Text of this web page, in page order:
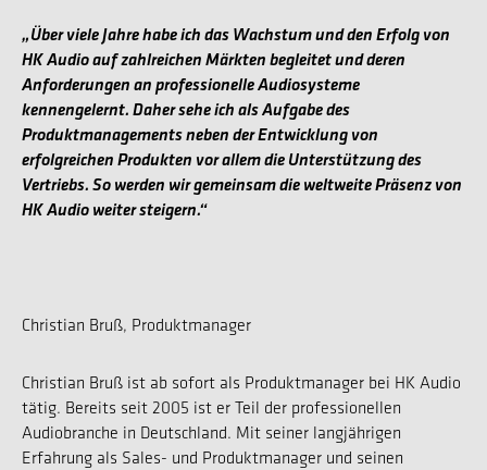
„Über viele Jahre habe ich das Wachstum und den Erfolg von
HK Audio auf zahlreichen Märkten begleitet und deren
Anforderungen an professionelle Audiosysteme
kennengelernt. Daher sehe ich als Aufgabe des
Produktmanagements neben der Entwicklung von
erfolgreichen Produkten vor allem die Unterstützung des
Vertriebs. So werden wir gemeinsam die weltweite Präsenz von
HK Audio weiter steigern.“
Christian Bruß, Produktmanager
Christian Bruß ist ab sofort als Produktmanager bei HK Audio
tätig. Bereits seit 2005 ist er Teil der professionellen
Audiobranche in Deutschland. Mit seiner langjährigen
Erfahrung als Sales- und Produktmanager und seinen